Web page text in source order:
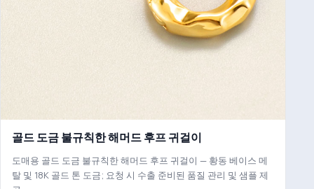
골드 도금 불규칙한 해머드 후프 귀걸이
도매용 골드 도금 불규칙한 해머드 후프 귀걸이 — 황동 베이스 메
탈 및 18K 골드 톤 도금; 요청 시 수출 준비된 품질 관리 및 샘플 제